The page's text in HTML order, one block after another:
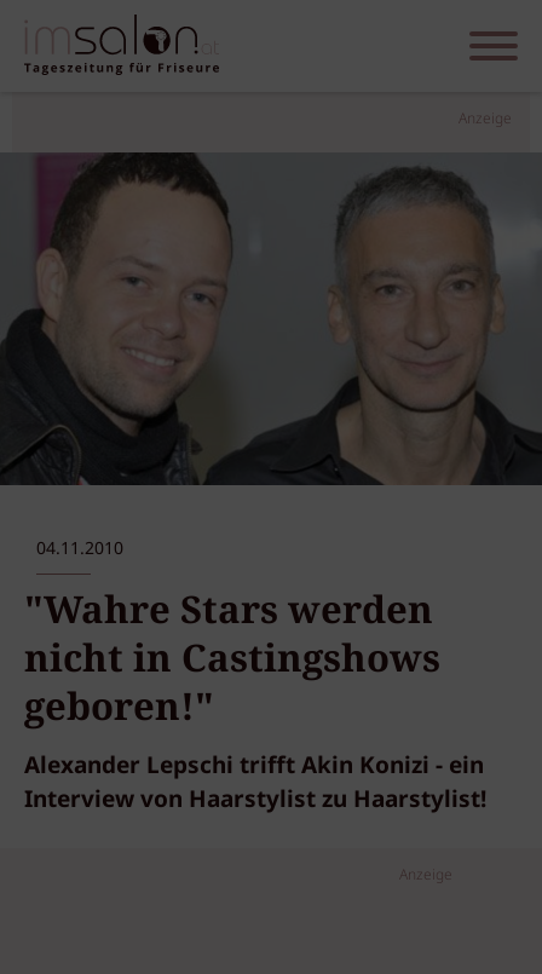
Anzeige
04.11.2010
"Wahre Stars werden
nicht in Castingshows
geboren!"
Alexander Lepschi trifft Akin Konizi - ein
Interview von Haarstylist zu Haarstylist!
Anzeige